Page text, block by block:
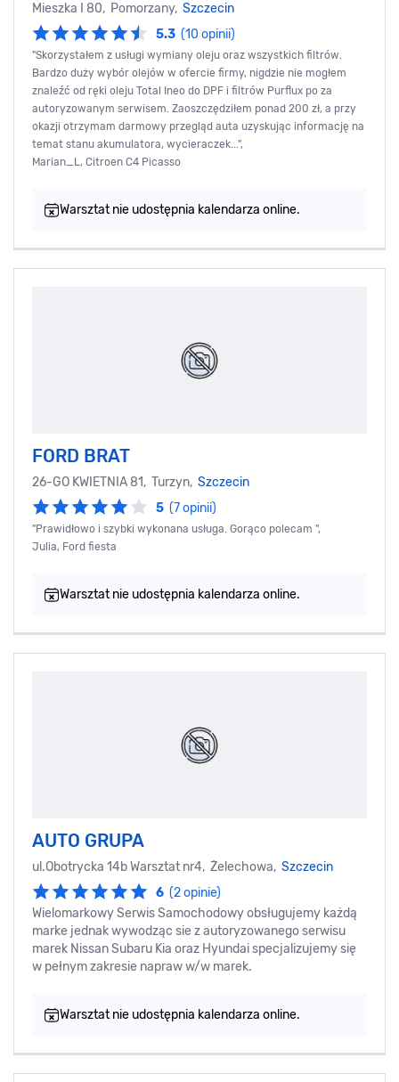
Mieszka I 80, Pomorzany, Szczecin
5.3 (10 opinii)
"Skorzystałem z usługi wymiany oleju oraz wszystkich filtrów.
Bardzo duży wybór olejów w ofercie firmy, nigdzie nie mogłem
znaleźć od ręki oleju Total Ineo do DPF i filtrów Purflux po za
autoryzowanym serwisem. Zaoszczędziłem ponad 200 zł, a przy
okazji otrzymam darmowy przegląd auta uzyskując informację na
temat stanu akumulatora, wycieraczek...",
Marian_L, Citroen C4 Picasso
Warsztat nie udostępnia kalendarza online.
FORD BRAT
26-GO KWIETNIA 81, Turzyn, Szczecin
5 (7 opinii)
"Prawidłowo i szybki wykonana usługa. Gorąco polecam ",
Julia, Ford fiesta
Warsztat nie udostępnia kalendarza online.
AUTO GRUPA
ul.Obotrycka 14b Warsztat nr4, Żelechowa, Szczecin
6 (2 opinie)
Wielomarkowy Serwis Samochodowy obsługujemy każdą
marke jednak wywodząc sie z autoryzowanego serwisu
marek Nissan Subaru Kia oraz Hyundai specjalizujemy się
w pełnym zakresie napraw w/w marek.
Warsztat nie udostępnia kalendarza online.